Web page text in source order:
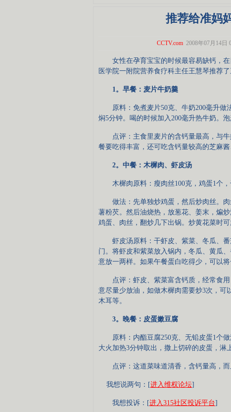
推荐给准妈
CCTV.com 2008年07月14日
女性在孕育宝宝的时候最容易缺钙，在
医学院一附院营养食疗科主任王慧琴推荐
1。早餐：麦片牛奶羹
原料：免煮麦片50克、牛奶200毫升做
焖5分钟。喝的时候加入200毫升热牛奶。
点评：主食里麦片的含钙量最高，与牛
餐要吃得丰富，还可吃含钙量较高的芝麻
2。中餐：木樨肉、虾皮汤
木樨肉原料：瘦肉丝100克，鸡蛋1个，
做法：先单独炒鸡蛋，然后炒肉丝。肉
薯粉芡。然后油烧热，放葱花、姜末，煸
鸡蛋、肉丝，翻炒几下出锅。炒黄花菜时
虾皮汤原料：干虾皮、紫菜、冬瓜、番
门。将虾皮和紫菜放入锅内，冬瓜、黄瓜
意放一两样。如果午餐蛋白吃得少，可以将
点评：虾皮、紫菜富含钙质，经常食用
意尽量少放油，如做木樨肉需要炒3次，可
木耳等。
3。晚餐：皮蛋嫩豆腐
原料：内酯豆腐250克、无铅皮蛋1个做
大火加热3分钟取出，撒上切碎的皮蛋，淋
点评：这道菜味道清香，含钙量高，而
我想说两句：[进入维权论坛]
我想投诉：[进入315社区投诉平台]